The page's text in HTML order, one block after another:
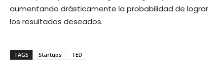
aumentando drásticamente la probabilidad de lograr
los resultados deseados.
TAGS Startups TED